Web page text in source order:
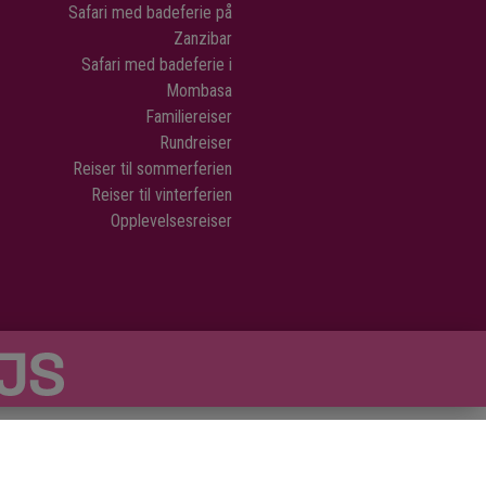
tilbake til hotellet ditt utpå
Safari med badeferie på
Zanzibar
Safari med badeferie i
Mombasa
Familiereiser
Rundreiser
Reiser til sommerferien
Reiser til vinterferien
Opplevelsesreiser